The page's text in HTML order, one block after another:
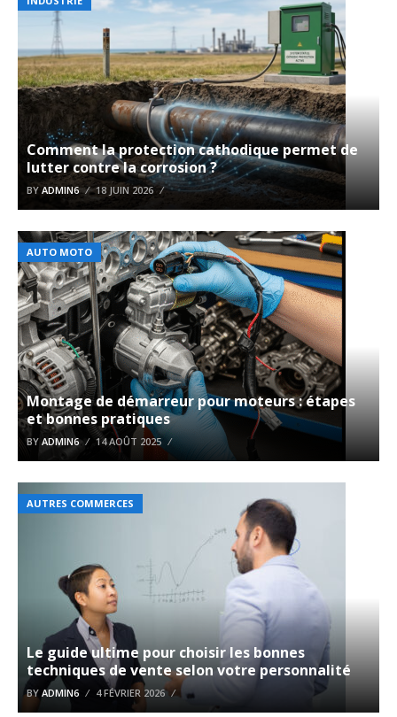
Comment la protection cathodique permet de
lutter contre la corrosion ?
BYADMIN6 18 JUIN 2026
AUTO MOTO
Montage de démarreur pour moteurs : étapes
et bonnes pratiques
BY ADMIN6 14 AOÛT 2025
AUTRES COMMERCES
Le guide ultime pour choisir les bonnes
techniques de vente selon votre personnalité
BY ADMIN6 4 FÉVRIER 2026